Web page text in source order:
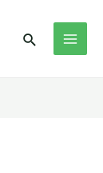
Pesquisar